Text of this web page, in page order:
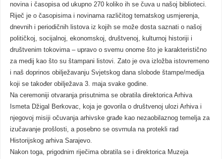
novina i časopisa od ukupno 270 koliko ih se čuva u našoj biblioteci.
Riječ je o časopisima i novinama različitog tematskog usmjerenja,
dnevnih i periodičnih listova iz kojih se može dosta saznati o našoj
političkoj, socijalnoj, ekonomskoj, društvenoj, kulturnoj historiji i
društvenim tokovima – upravo o svemu onome što je karakteristično
za medij kao što su štampani listovi. Zato je ova izložba istovremeno
i naš doprinos obilježavanju Svjetskog dana slobode štampe/medija
koji se također obilježava 3. maja svake godine.
Na ceremoniji otvaranja prisutnima se obratila direktorica Arhiva
Ismeta Džigal Berkovac, koja je govorila o društvenoj ulozi Arhiva i
njegovoj misiji očuvanja arhivske građe kao nezaobilaznog temelja za
izučavanje prošlosti, a posebno se osvrnula na protekli rad
Historijskog arhiva Sarajevo.
Nakon toga, prigodnim riječima obratila se i direktorica Muzeja